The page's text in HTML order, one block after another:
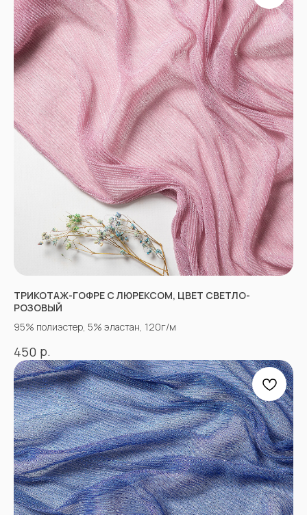
ТРИКОТАЖ-ГОФРЕ С ЛЮРЕКСОМ, ЦВЕТ СВЕТЛО-
РОЗОВЫЙ
95% полиэстер, 5% эластан, 120г/м
450 р.
+7
Отправить
НЕ НАШЛИ НУЖНУЮ
ТКАНЬ? ОСТАЛИСЬ
ВОПРОСЫ?
помогут вам с выбором и ответят на все
вопросы.
Согласен сПолитикой конфиденциальности